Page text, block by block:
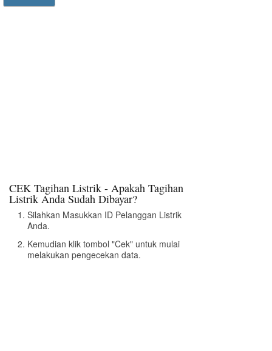
CEK Tagihan Listrik - Apakah Tagihan
Listrik Anda Sudah Dibayar?
Silahkan Masukkan ID Pelanggan Listrik
Anda.
Kemudian klik tombol "Cek" untuk mulai
melakukan pengecekan data.